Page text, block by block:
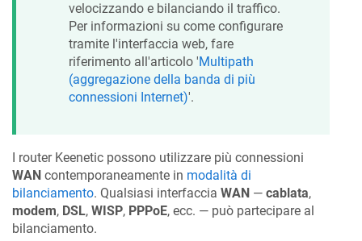
velocizzando e bilanciando il traffico.
Per informazioni su come configurare
tramite l'interfaccia web, fare
riferimento all'articolo 'Multipath
(aggregazione della banda di più
connessioni Internet)'.
I router Keenetic possono utilizzare più connessioni
WAN contemporaneamente in modalità di
bilanciamento. Qualsiasi interfaccia WAN — cablata,
modem, DSL, WISP, PPPoE, ecc. — può partecipare al
bilanciamento.